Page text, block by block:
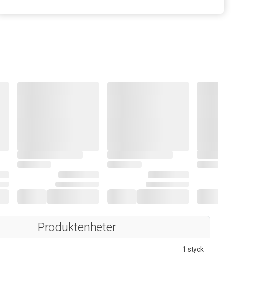
Produktenheter
1 styck